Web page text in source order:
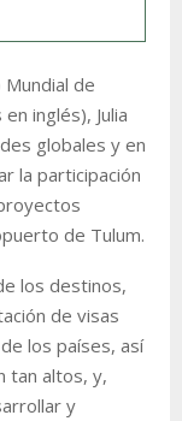
de
inglés), Julia
globales y en
la participación
de Tulum.
los destinos,
de visas
los países, así
tan altos, y,
y